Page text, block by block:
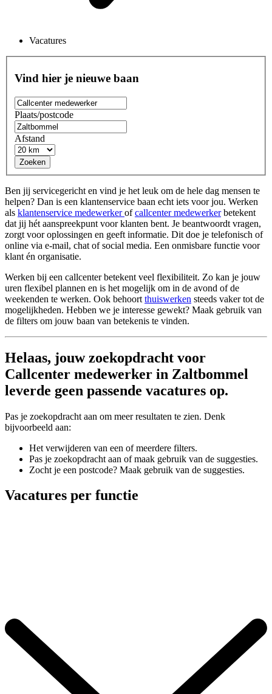
Vacatures
Vind hier je nieuwe baan
Plaats/postcode
Afstand
Zoeken
Ben jij servicegericht en vind je het leuk om de hele dag mensen te
helpen? Dan is een klantenservice baan echt iets voor jou. Werken
als klantenservice medewerkerofcallcenter medewerkerbetekent
dat jij hét aanspreekpunt voor klanten bent. Je beantwoordt vragen,
zorgt voor oplossingen en geeft informatie. Dit doe je telefonisch of
online via e-mail, chat of social media. Een onmisbare functie voor
klant én organisatie.
Werken bij een callcenter betekent veel flexibiliteit. Zo kan je jouw
uren flexibel plannen en is het mogelijk om in de avond of de
weekenden te werken. Ook behoort thuiswerken steeds vaker tot de
mogelijkheden. Hebben we je interesse gewekt? Maak gebruik van
de filters om jouw baan van betekenis te vinden.
Helaas, jouw zoekopdracht voor
Callcenter medewerker in Zaltbommel
leverde geen passende vacatures op.
Pas je zoekopdracht aan om meer resultaten te zien. Denk
bijvoorbeeld aan:
Het verwijderen van een of meerdere filters.
Pas je zoekopdracht aan of maak gebruik van de suggesties.
Zocht je een postcode? Maak gebruik van de suggesties.
Vacatures per functie